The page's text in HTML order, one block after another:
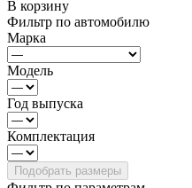
В корзину
Фильтр по автомобилю
Марка
Модель
Год выпуска
Комплектация